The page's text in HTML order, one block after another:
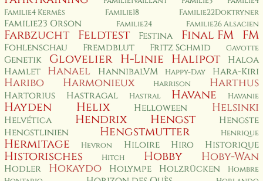
Familie4 Kermès
Familie18 Familie22Doktryner
Familie23 Orson Familie24 Familie26 Alsacien
Farbzucht Feldtest Festina Final FM FM
Fohlenschau Fremdblut Fritz Schmid Gavotte
Genetik Glovelier H-Linie Halipot
Haloa
Hamlet
Hanael HannibalVM Happy-Day Hara-Kiri
Haribo Harmonieux Harrison Harthus
Hartorius Hastragal Hastral Havane Havanie
Hayden Helix Helloween Helsinki
Helvética Hendrix Hengst
Hengste
Hengstlinien
Hengstmutter Henrique
Hermitage Hevron Hiloire Hiro Historique
Historisches Hitch Hobby Hoby-Wan
Hodler Hokaydo Holympe Holzrücken
Hombre